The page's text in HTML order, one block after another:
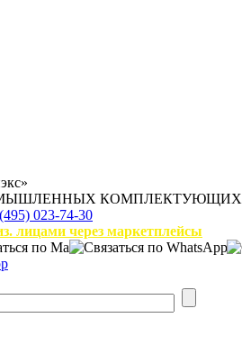
КОМПЛЕКТУЮЩИХ
023-74-30
лицами через маркетплейсы